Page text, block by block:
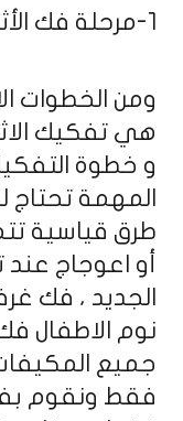
1-مرحلة فك الأثاث
ومن الخطوات
هي تفكيك
و خطوة
المهمة تحتاج
طرق قياسية
أو اعوجاج عند
الجديد ، فك
نوم الاطفال
جميع
فقط ونقوم